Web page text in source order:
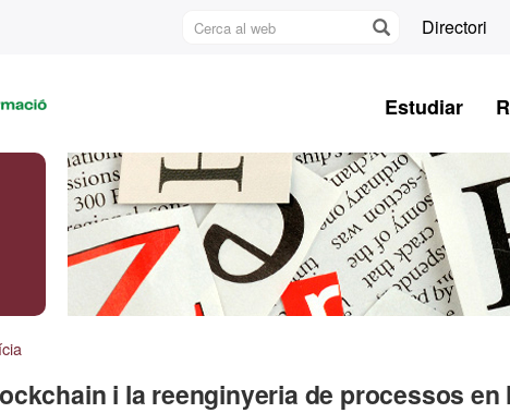
Cerca
Directori
B
Estudiar
i la reenginyeria de processos en